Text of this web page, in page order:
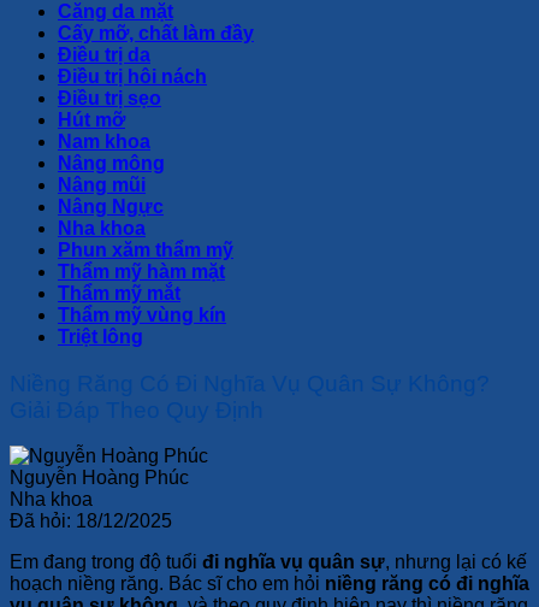
Căng da mặt
Cấy mỡ, chất làm đầy
Điều trị da
Điều trị hôi nách
Điều trị sẹo
Hút mỡ
Nam khoa
Nâng mông
Nâng mũi
Nâng Ngực
Nha khoa
Phun xăm thẩm mỹ
Thẩm mỹ hàm mặt
Thẩm mỹ mắt
Thẩm mỹ vùng kín
Triệt lông
Niềng Răng Có Đi Nghĩa Vụ Quân Sự Không?
Giải Đáp Theo Quy Định
Nguyễn Hoàng Phúc
Nha khoa
Đã hỏi: 18/12/2025
Em đang trong độ tuổi đi nghĩa vụ quân sự, nhưng lại có kế
hoạch niềng răng. Bác sĩ cho em hỏi niềng răng có đi nghĩa